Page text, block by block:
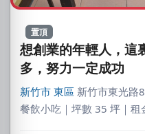
置頂
想創業的年輕人，這
多，努力一定成功
新竹市 東區 新竹市東光路
餐飲小吃｜坪數 35 坪｜